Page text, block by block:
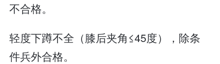
不合格。
轻度下蹲不全（膝后夹角≤45度），除条
件兵外合格。